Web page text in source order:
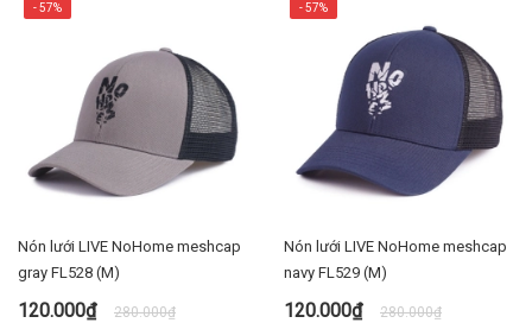
- 57%
Nón lưới LIVE NoHome meshcap
gray FL528 (M)
120.000₫ 280.000₫
- 57%
Nón lưới LIVE NoHome meshcap
navy FL529 (M)
120.000₫ 280.000₫